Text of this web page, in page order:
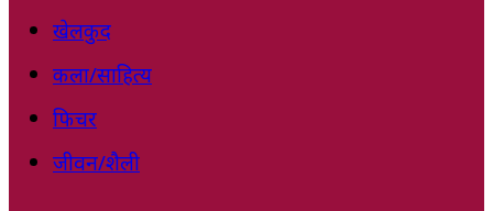
खेलकुद
कला/साहित्य
फिचर
जीवन/शैली